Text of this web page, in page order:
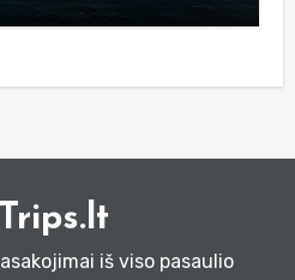
iš viso pasaulio